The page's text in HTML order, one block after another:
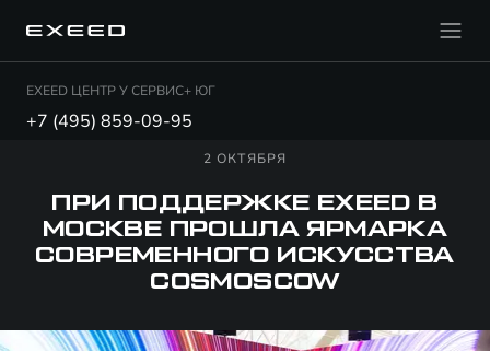
EXEED ЦЕНТР У СЕРВИС+ ЮГ
+7 (495) 859-09-95
2 ОКТЯБРЯ
ПРИ ПОДДЕРЖКЕ EXEED В
МОСКВЕ ПРОШЛА ЯРМАРКА
СОВРЕМЕННОГО ИСКУССТВА
COSMOSCOW